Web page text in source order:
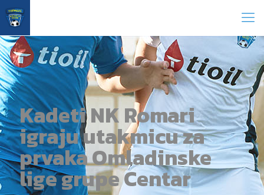
Kadeti NK Romari
igraju utakmicu za
prvaka Omladinske
lige grupe Centar